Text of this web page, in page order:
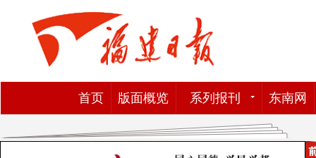
首页 版面概览 系列报刊 东南网